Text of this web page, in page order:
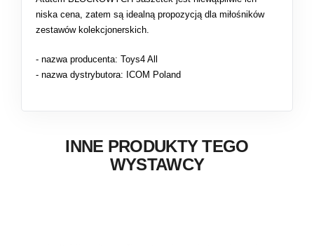
niska cena, zatem są idealną propozycją dla miłośników
zestawów kolekcjonerskich.
- nazwa producenta: Toys4 All
- nazwa dystrybutora: ICOM Poland
INNE PRODUKTY TEGO
WYSTAWCY